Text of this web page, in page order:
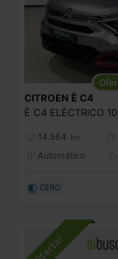
CITROEN Ë C4
14.564 km
Automático
CERO